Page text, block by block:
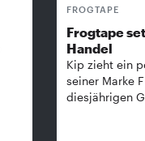
FROGTAPE
Frogtape
Handel
Kip zieht ein
seiner Marke
diesjährigen